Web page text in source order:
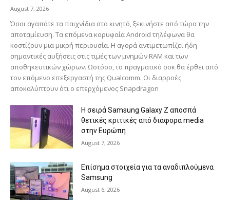
August 7, 2026
Όσοι αγαπάτε τα παιχνίδια στο κινητό, ξεκινήστε από τώρα την
αποταμίευση. Τα επόμενα κορυφαία Android τηλέφωνα θα
κοστίζουν μια μικρή περιουσία. Η αγορά αντιμετωπίζει ήδη
σημαντικές αυξήσεις στις τιμές των μνημών RAM και των
αποθηκευτικών χώρων. Ωστόσο, το πραγματικό σοκ θα έρθει από
τον επόμενο επεξεργαστή της Qualcomm. Οι διαρροές
αποκαλύπτουν ότι ο επερχόμενος Snapdragon
Η σειρά Samsung Galaxy Z αποσπά
θετικές κριτικές από διάφορα media
στην Ευρώπη
August 7, 2026
Επίσημα στοιχεία για τα αναδιπλούμενα
Samsung
August 6, 2026